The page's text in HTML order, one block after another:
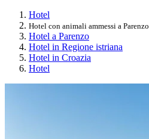
Hotel
Hotel con animali ammessi a Parenzo
Hotel a Parenzo
Hotel in Regione istriana
Hotel in Croazia
Hotel